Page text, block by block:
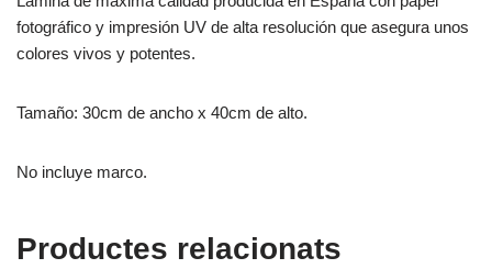
fotográfico y impresión UV de alta resolución que asegura unos
colores vivos y potentes.
Tamaño: 30cm de ancho x 40cm de alto.
No incluye marco.
Productes relacionats